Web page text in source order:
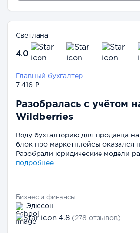
Светлана
4.0
Главный бухгалтер
7 416 ₽
Разобралась с учётом
Wildberries
Веду бухгалтерию для продавца
блок про маркетплейсы оказался
Разобрали юридические модели
подробнее
Бизнес и финансы
Эдюсон
4.8 (278 отзывов)